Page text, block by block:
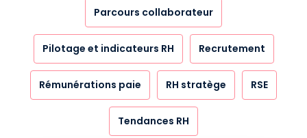
Parcours collaborateur
Pilotage et indicateurs RH Recrutement
Rémunérations paie RH stratège RSE
Tendances RH